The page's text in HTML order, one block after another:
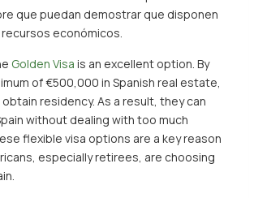
que puedan demostrar que disponen
económicos.
Golden Visa is an excellent option. By
of €500,000 in Spanish real estate,
residency. As a result, they can
without dealing with too much
flexible visa options are a key reason
especially retirees, are choosing